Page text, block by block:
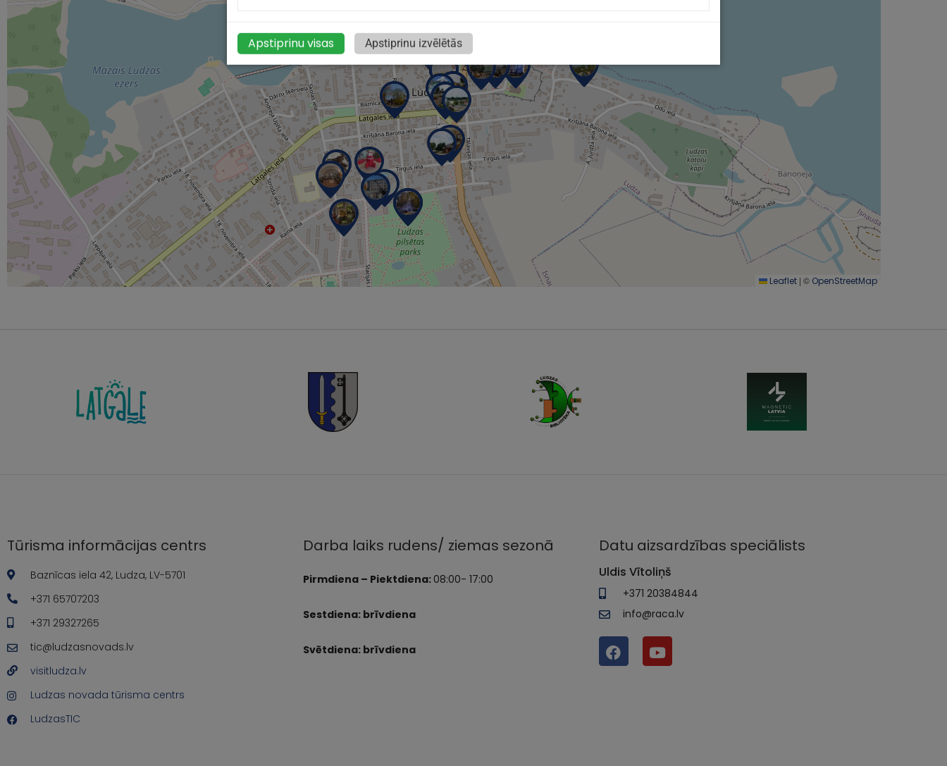
Leaflet | © OpenStreetMap
Tūrisma informācijas centrs
Baznīcas iela 42, Ludza, LV-5701
+371 65707203
+371 29327265
tic@ludzasnovads.lv
visitludza.lv
Ludzas novada tūrisma centrs
LudzasTIC
Darba laiks rudens/ ziemas sezonā
Pirmdiena – Piektdiena:08:00- 17:00
Sestdiena: brīvdiena
Svētdiena: brīvdiena
Datu aizsardzības speciālists
Uldis Vītoliņš
+371 20384844
info@raca.lv
Apstiprinu visas Apstiprinu izvēlētās